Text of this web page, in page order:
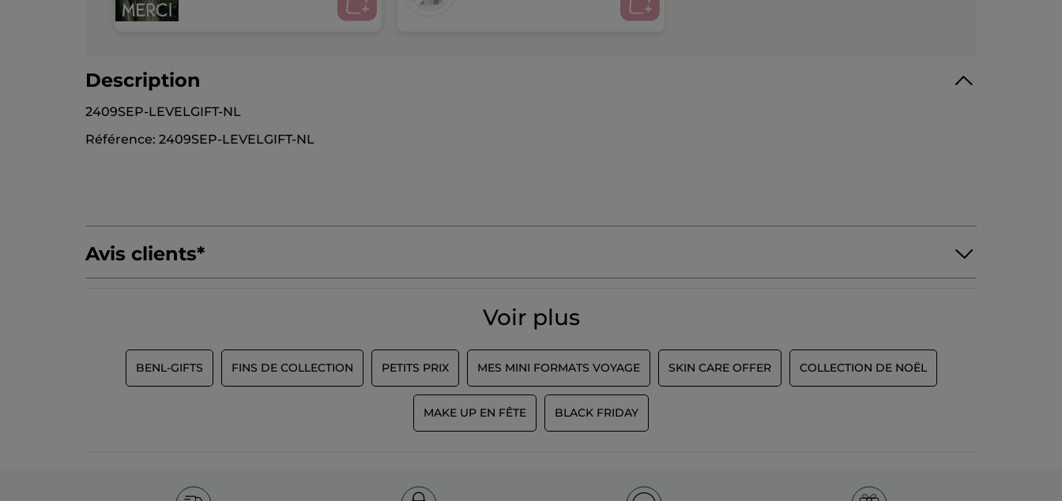
Description
2409SEP-LEVELGIFT-NL
Référence: 2409SEP-LEVELGIFT-NL
Avis clients*
notation
AJOUTER UN AVIS
Voir plus
BENL-GIFTS FINS DE COLLECTION PETITS PRIX MES MINI FORMATS VOYAGE SKIN CARE OFFER COLLECTION DE NOËL
MAKE UP EN FÊTE BLACK FRIDAY